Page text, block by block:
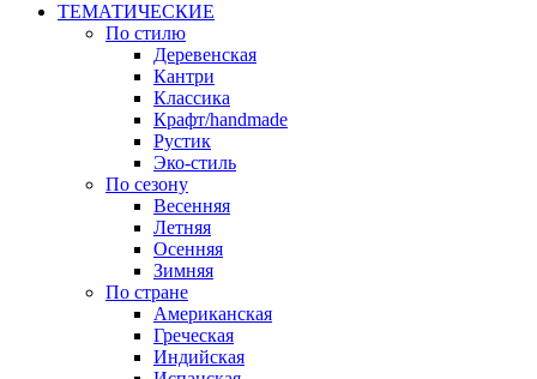
ТЕМАТИЧЕСКИЕ
По стилю
Деревенская
Кантри
Классика
Крафт/handmade
Рустик
Эко-стиль
По сезону
Весенняя
Летняя
Осенняя
Зимняя
По стране
Американская
Греческая
Индийская